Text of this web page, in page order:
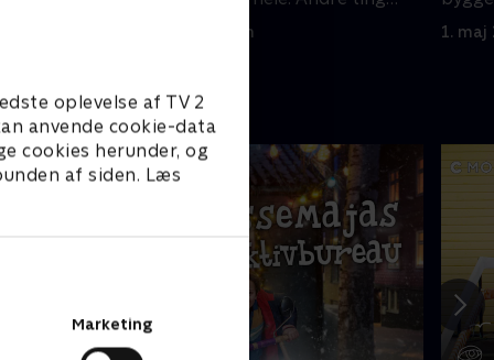
oplevelse af TV 2
anvende cookie-data
cookies herunder, og
af siden. Læs
Marketing
1. maj 2023 • 15 min 1. maj